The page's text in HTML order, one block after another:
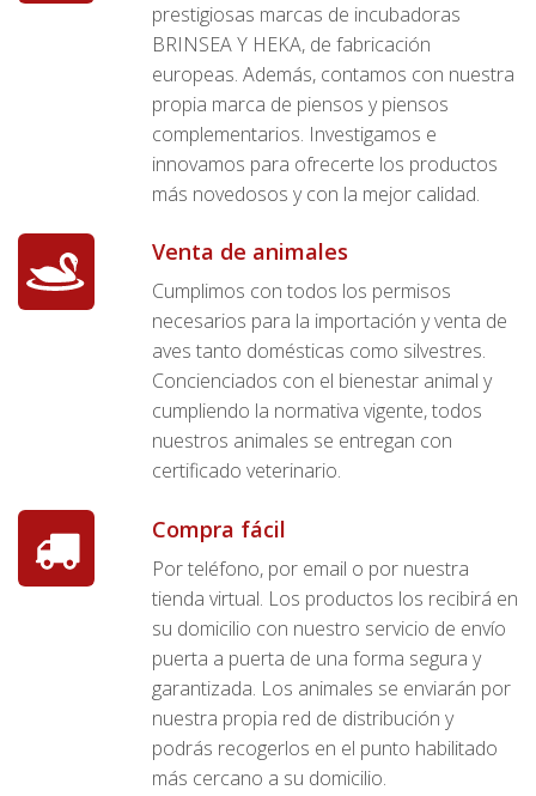
prestigiosas marcas de incubadoras
BRINSEA Y HEKA, de fabricación
europeas. Además, contamos con nuestra
propia marca de piensos y piensos
complementarios. Investigamos e
innovamos para ofrecerte los productos
más novedosos y con la mejor calidad.
Venta de animales
Cumplimos con todos los permisos
necesarios para la importación y venta de
aves tanto domésticas como silvestres.
Concienciados con el bienestar animal y
cumpliendo la normativa vigente, todos
nuestros animales se entregan con
certificado veterinario.
Compra fácil
Por teléfono, por email o por nuestra
tienda virtual. Los productos los recibirá en
su domicilio con nuestro servicio de envío
puerta a puerta de una forma segura y
garantizada. Los animales se enviarán por
nuestra propia red de distribución y
podrás recogerlos en el punto habilitado
más cercano a su domicilio.